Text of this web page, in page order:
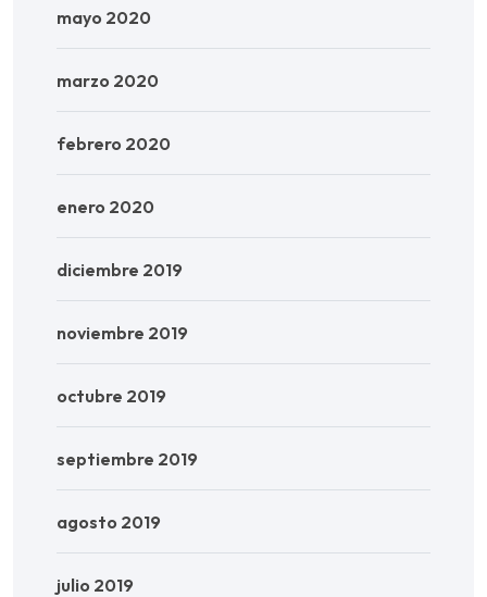
mayo 2020
marzo 2020
febrero 2020
enero 2020
diciembre 2019
noviembre 2019
octubre 2019
septiembre 2019
agosto 2019
julio 2019